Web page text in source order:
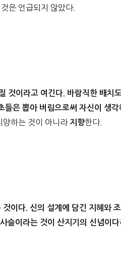
은 언급되지 않았다.
것이라고 여긴다. 바람직한 배치
은 뽑아 버림으로써 자신이 생각
양하는 것이 아니라 지향한다.
이다. 신의 설계에 담긴 지혜와 조
슬이라는 것이 산지기의 신념이다